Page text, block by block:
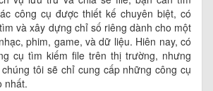
công cụ được thiết kế chuyên biệt, có
và xây dựng chỉ số riêng dành cho một
phim, game, và dữ liệu. Hiên nay, có
cụ tìm kiếm file trên thị trường, nhưng
tôi sẽ chỉ cung cấp những công cụ
nhất.